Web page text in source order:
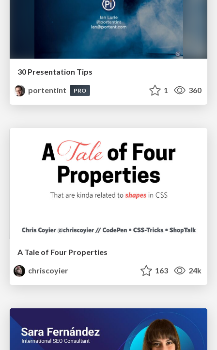
30 Presentation Tips
portentint
PRO 1 360
A Tale of Four Properties
chriscoyier
163 24k